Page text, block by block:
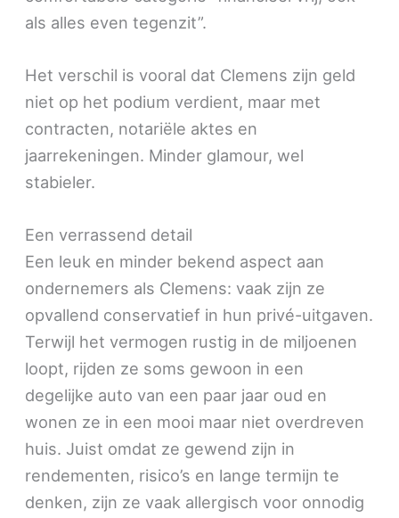
als alles even tegenzit”.
Het verschil is vooral dat Clemens zijn geld
niet op het podium verdient, maar met
contracten, notariële aktes en
jaarrekeningen. Minder glamour, wel
stabieler.
Een verrassend detail
Een leuk en minder bekend aspect aan
ondernemers als Clemens: vaak zijn ze
opvallend conservatief in hun privé-uitgaven.
Terwijl het vermogen rustig in de miljoenen
loopt, rijden ze soms gewoon in een
degelijke auto van een paar jaar oud en
wonen ze in een mooi maar niet overdreven
huis. Juist omdat ze gewend zijn in
rendementen, risico’s en lange termijn te
denken, zijn ze vaak allergisch voor onnodig